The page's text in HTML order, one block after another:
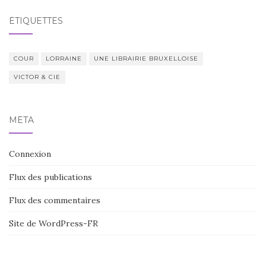
ÉTIQUETTES
COUR LORRAINE UNE LIBRAIRIE BRUXELLOISE
VICTOR & CIE
MÉTA
Connexion
Flux des publications
Flux des commentaires
Site de WordPress-FR